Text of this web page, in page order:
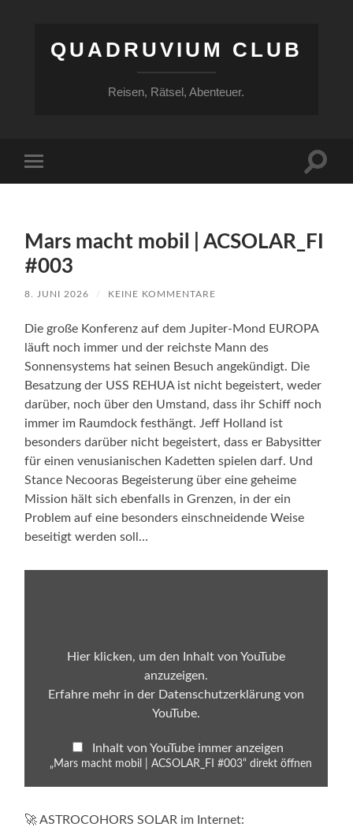
QUADRUVIUM CLUB
Reisen, Rätsel, Abenteuer.
Menü
Mars macht mobil | ACSOLAR_FI
#003
8. JUNI 2026 / KEINE KOMMENTARE
Die große Konferenz auf dem Jupiter-Mond EUROPA
läuft noch immer und der reichste Mann des
Sonnensystems hat seinen Besuch angekündigt. Die
Besatzung der USS REHUA ist nicht begeistert, weder
darüber, noch über den Umstand, dass ihr Schiff noch
immer im Raumdock festhängt. Jeff Holland ist
besonders darüber nicht begeistert, dass er Babysitter
für einen venusianischen Kadetten spielen darf. Und
Stance Necooras Begeisterung über eine geheime
Mission hält sich ebenfalls in Grenzen, in der ein
Problem auf eine besonders einschneidende Weise
beseitigt werden soll…
YouTube
Hier klicken, um den Inhalt von YouTube
anzuzeigen.
Erfahre mehr in der Datenschutzerklärung von
YouTube.
Inhalt von YouTube immer anzeigen
„Mars macht mobil | ACSOLAR_FI #003“ direkt öffnen
🚀 ASTROCOHORS SOLAR im Internet: